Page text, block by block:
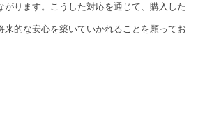
がります。こうした対応を通じて、購入した
来的な安心を築いていかれることを願ってお